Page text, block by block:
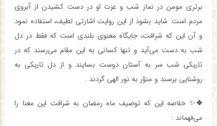
برتري مومن در نماز شب و عزت او در دست كشيدن از آبروي
مردم است. شايد بشود از اين روايت اشارتي لطيف، استفاده نمود
و آن اين كه شرافت، جايگاه معنوي بلندي است كه فقط در دل
شب به دست مي‌آيد و تنها كساني به اين مقام مي‌رسند كه در
تاريكي شب سر به آستان دوست بسايند و از دل تاريكي به
روشنايي برسند و منوّر به نور الهي گردند .
❖✨ خلاصه اين كه توصيف ماه رمضان به شرافت اين معنا را
مي‌فهماند :